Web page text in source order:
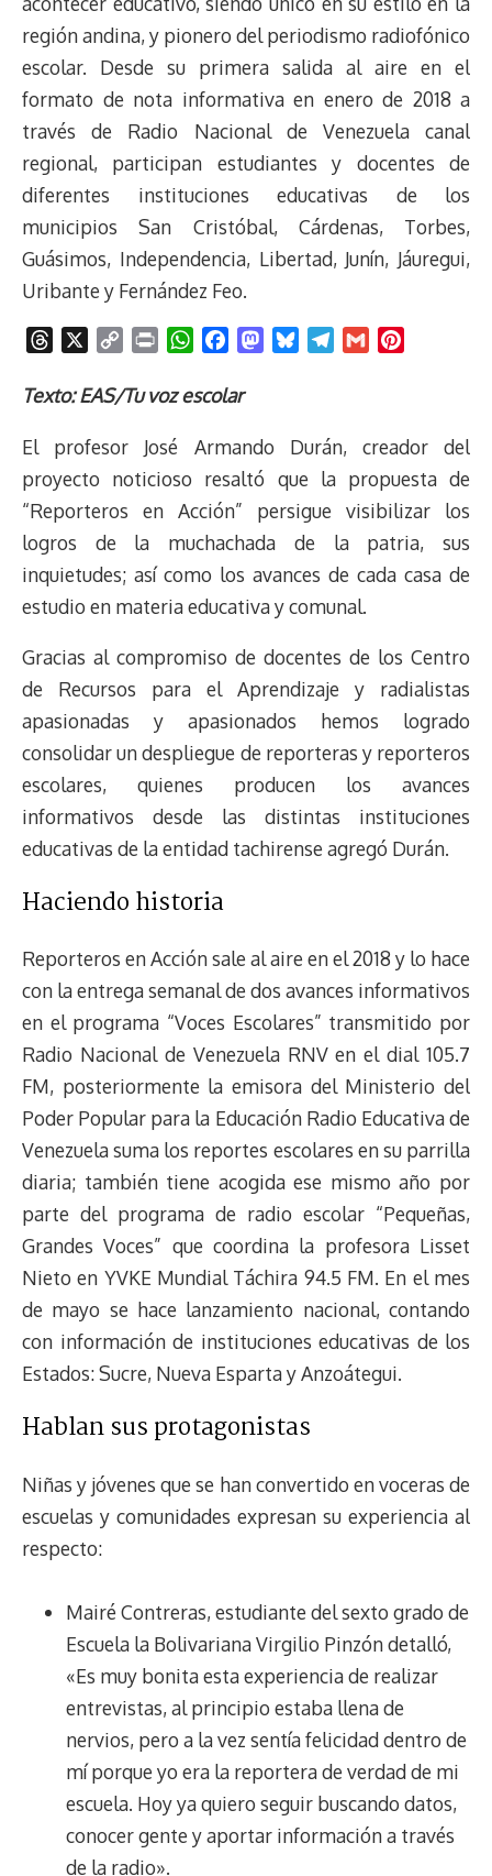
región andina, y pionero del periodismo radiofónico
escolar. Desde su primera salida al aire en el
formato de nota informativa en enero de 2018 a
través de Radio Nacional de Venezuela canal
regional, participan estudiantes y docentes de
diferentes instituciones educativas de los
municipios San Cristóbal, Cárdenas, Torbes,
Guásimos, Independencia, Libertad, Junín, Jáuregui,
Uribante y Fernández Feo.
r
a
d
p
L
i
k
i
t
W
a
s
p
c
b
o
o
k
M
o
n
s
k
y
g
r
l
e
r
s
t
Texto: EAS/Tu voz escolar
El profesor José Armando Durán, creador del
proyecto noticioso resaltó que la propuesta de
“Reporteros en Acción” persigue visibilizar los
logros de la muchachada de la patria, sus
inquietudes; así como los avances de cada casa de
estudio en materia educativa y comunal.
Gracias al compromiso de docentes de los Centro
de Recursos para el Aprendizaje y radialistas
apasionadas y apasionados hemos logrado
consolidar un despliegue de reporteras y reporteros
escolares, quienes producen los avances
informativos desde las distintas instituciones
educativas de la entidad tachirense agregó Durán.
Haciendo historia
Reporteros en Acción sale al aire en el 2018 y lo hace
con la entrega semanal de dos avances informativos
en el programa “Voces Escolares” transmitido por
Radio Nacional de Venezuela RNV en el dial 105.7
FM, posteriormente la emisora del Ministerio del
Poder Popular para la Educación Radio Educativa de
Venezuela suma los reportes escolares en su parrilla
diaria; también tiene acogida ese mismo año por
parte del programa de radio escolar “Pequeñas,
Grandes Voces” que coordina la profesora Lisset
Nieto en YVKE Mundial Táchira 94.5 FM. En el mes
de mayo se hace lanzamiento nacional, contando
con información de instituciones educativas de los
Estados: Sucre, Nueva Esparta y Anzoátegui.
Hablan sus protagonistas
Niñas y jóvenes que se han convertido en voceras de
escuelas y comunidades expresan su experiencia al
respecto:
Mairé Contreras, estudiante del sexto grado de
Escuela la Bolivariana Virgilio Pinzón detalló,
«Es muy bonita esta experiencia de realizar
entrevistas, al principio estaba llena de
nervios, pero a la vez sentía felicidad dentro de
mí porque yo era la reportera de verdad de mi
escuela. Hoy ya quiero seguir buscando datos,
conocer gente y aportar información a través
de la radio».